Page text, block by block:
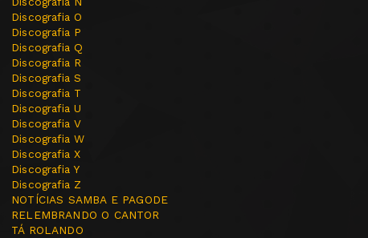
Discografia O
Discografia P
Discografia Q
Discografia R
Discografia S
Discografia T
Discografia U
Discografia V
Discografia W
Discografia X
Discografia Y
Discografia Z
NOTÍCIAS SAMBA E PAGODE
RELEMBRANDO O CANTOR
TÁ ROLANDO